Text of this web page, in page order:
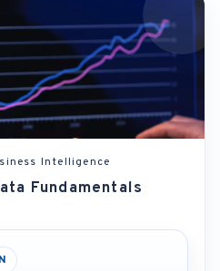
Intelligence
Fundamentals